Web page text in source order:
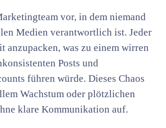
vor, in dem niemand
Medien verantwortlich ist. Jeder
anzupacken, was zu einem wirren
Posts und
führen würde. Dieses Chaos
Wachstum oder plötzlichen
klare Kommunikation auf.